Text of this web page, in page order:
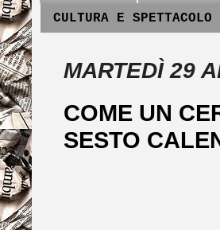
CULTURA E SPETTACOLO
MARTEDÌ 29
COME UN
SESTO